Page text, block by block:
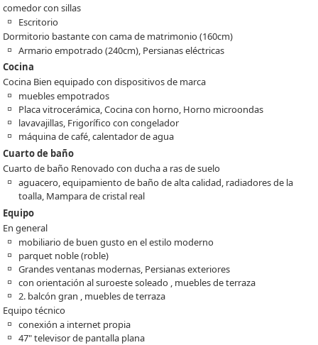
comedor con sillas
Escritorio
Dormitorio bastante con cama de matrimonio (160cm)
Armario empotrado (240cm), Persianas eléctricas
Cocina
Cocina Bien equipado con dispositivos de marca
muebles empotrados
Placa vitrocerámica, Cocina con horno, Horno microondas
lavavajillas, Frigorífico con congelador
máquina de café, calentador de agua
Cuarto de baño
Cuarto de baño Renovado con ducha a ras de suelo
aguacero, equipamiento de baño de alta calidad, radiadores de la
toalla, Mampara de cristal real
Equipo
En general
mobiliario de buen gusto en el estilo moderno
parquet noble (roble)
Grandes ventanas modernas, Persianas exteriores
con orientación al suroeste soleado , muebles de terraza
2. balcón gran , muebles de terraza
Equipo técnico
conexión a internet propia
47" televisor de pantalla plana